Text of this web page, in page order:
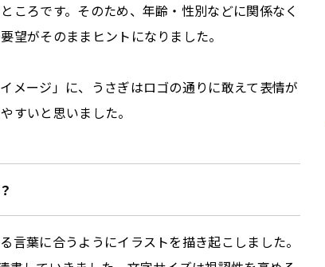
ころです。そのため、年齢・性別などに関係なく
望がそのままヒントになりました。
メージ」に、うさぎはロゴの通りに敢えて表情が
すいと思いました。
言葉に合うようにイラストを描き起こしました。